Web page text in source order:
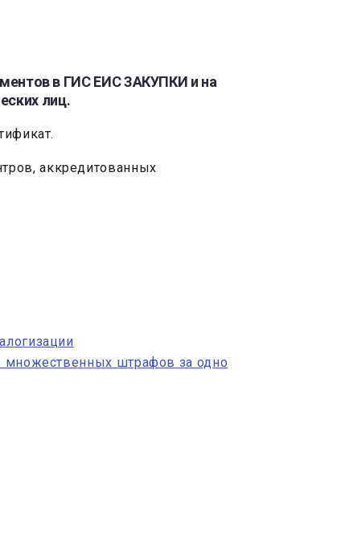
в ГИС ЕИС ЗАКУПКИ и на
лиц.
аккредитованных
множественных штрафов за одно